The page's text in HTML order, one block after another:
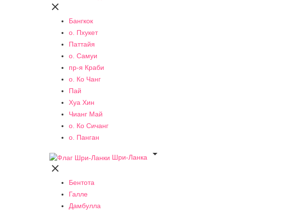

Бангкок
о. Пхукет
Паттайя
о. Самуи
пр-я Краби
о. Ко Чанг
Пай
Хуа Хин
Чианг Май
о. Ко Сичанг
о. Панган
Шри-Ланка


Бентота
Галле
Дамбулла